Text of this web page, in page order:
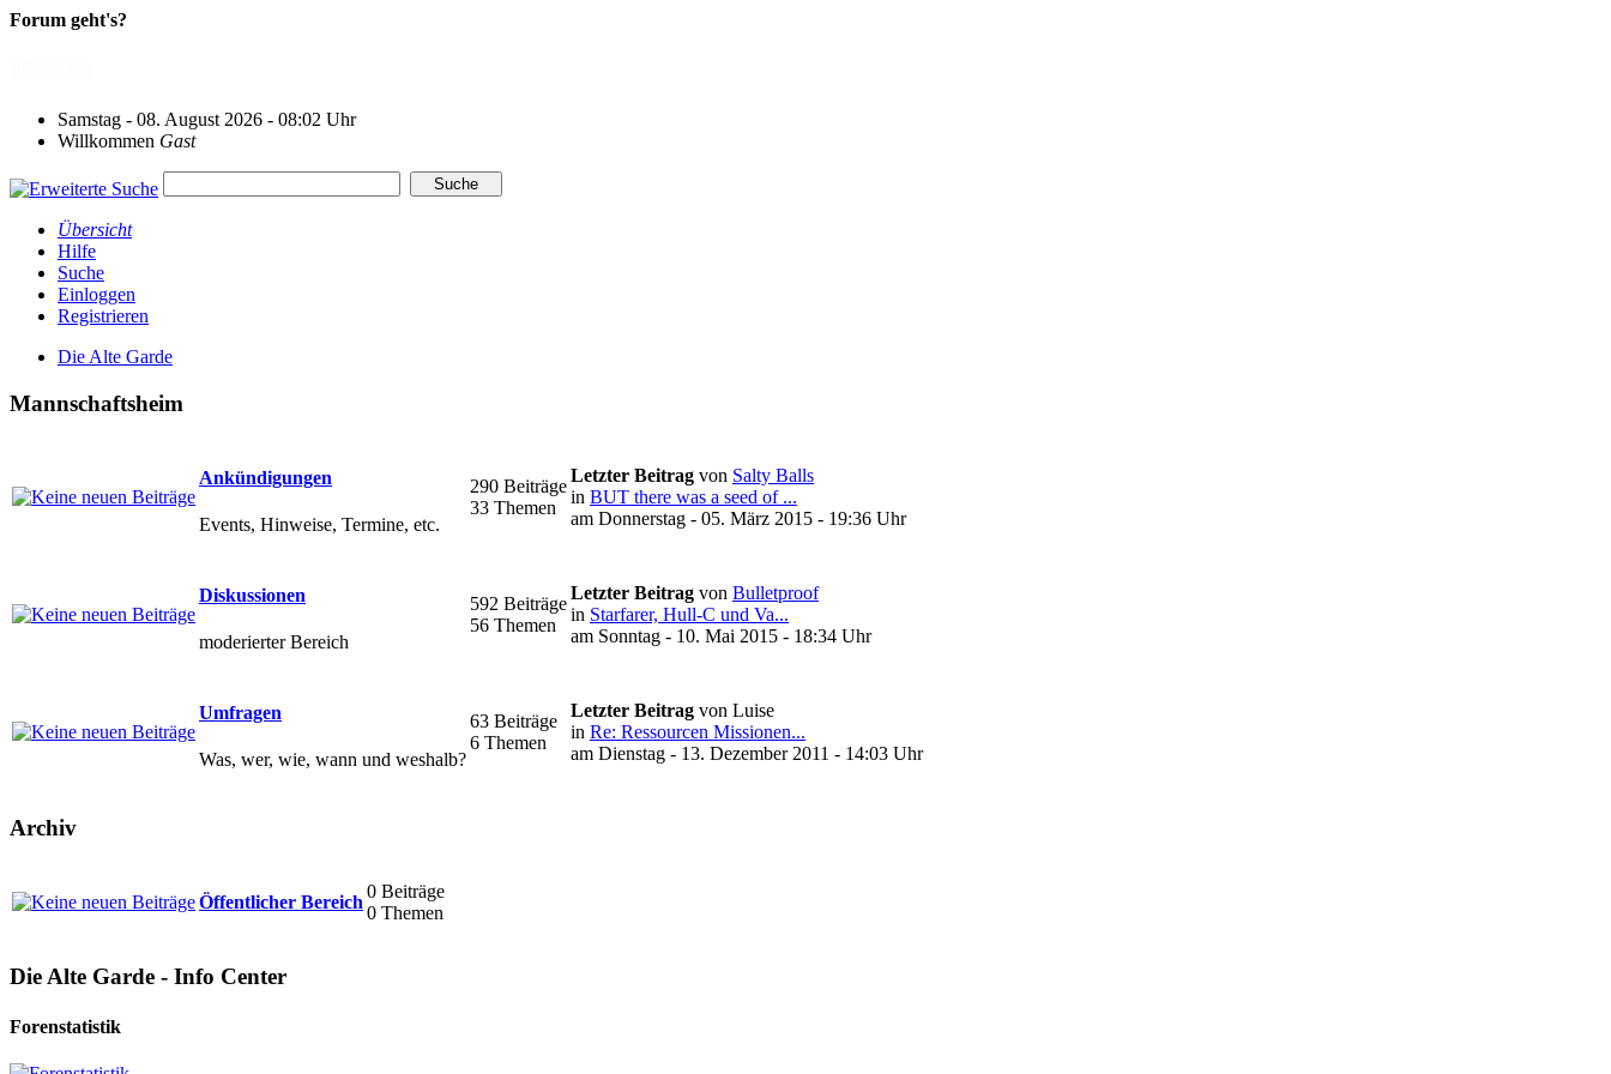
Forum geht's?
Samstag - 08. August 2026 - 08:02 Uhr
Willkommen Gast
Übersicht
Hilfe
Suche
Einloggen
Registrieren
Die Alte Garde
Mannschaftsheim
Ankündigungen
Events, Hinweise, Termine, etc.
290 Beiträge
33 Themen
Letzter Beitrag von Salty Balls
in BUT there was a seed of ...
am Donnerstag - 05. März 2015 - 19:36 Uhr
Diskussionen
moderierter Bereich
592 Beiträge
56 Themen
Letzter Beitrag von Bulletproof
in Starfarer, Hull-C und Va...
am Sonntag - 10. Mai 2015 - 18:34 Uhr
Umfragen
Was, wer, wie, wann und weshalb?
63 Beiträge
6 Themen
Letzter Beitrag von Luise
in Re: Ressourcen Missionen...
am Dienstag - 13. Dezember 2011 - 14:03 Uhr
Archiv
Öffentlicher Bereich
0 Beiträge
0 Themen
Die Alte Garde - Info Center
Forenstatistik